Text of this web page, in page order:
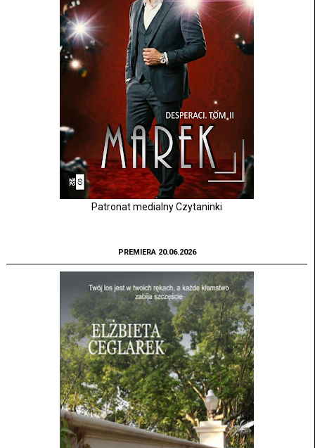
Patronat medialny Czytaninki
PREMIERA 20.06.2026